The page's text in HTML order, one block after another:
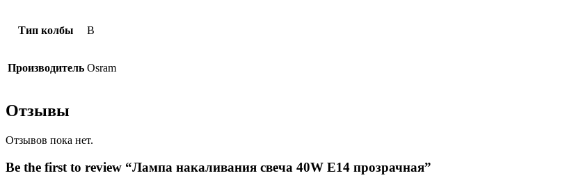
Тип колбы B
Производитель Osram
Отзывы
Отзывов пока нет.
Be the first to review “Лампа накаливания свеча 40W E14 прозрачная”